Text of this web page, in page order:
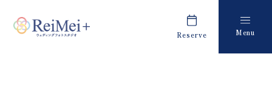
Reserve Menu